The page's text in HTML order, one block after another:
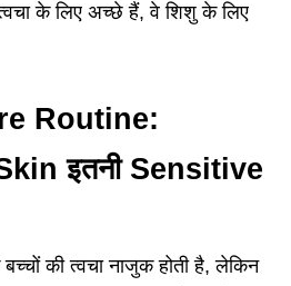
के लिए अच्छे हैं, वे शिशु के लिए
Routine:
इतनी Sensitive
की त्वचा नाजुक होती है, लेकिन